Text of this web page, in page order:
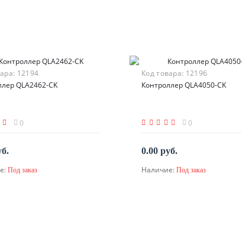
12194
QLA2462-CK
0
запросу
Под заказ
Код товара: 12196
Контроллер QLA4050-CK
0
0.00 руб.
По запросу
Наличие: Под заказ